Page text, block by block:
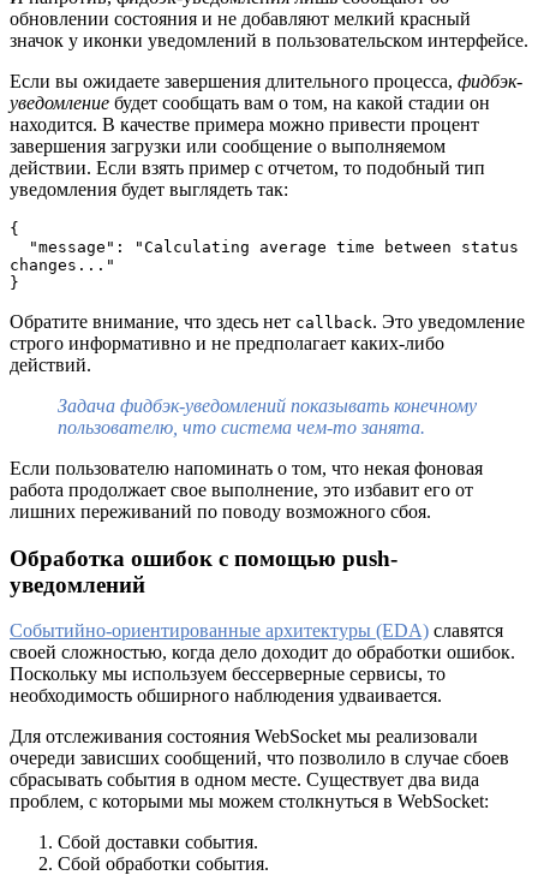
обновлении состояния и не добавляют мелкий красный
значок у иконки уведомлений в пользовательском интерфейсе.
Если вы ожидаете завершения длительного процесса, фидбэк-
уведомление будет сообщать вам о том, на какой стадии он
находится. В качестве примера можно привести процент
завершения загрузки или сообщение о выполняемом
действии. Если взять пример с отчетом, то подобный тип
уведомления будет выглядеть так:
{
changes..."
}
Обратите внимание, что здесь нет callback. Это уведомление
строго информативно и не предполагает каких-либо
действий.
Задача фидбэк-уведомлений показывать конечному
пользователю, что система чем-то занята.
Если пользователю напоминать о том, что некая фоновая
работа продолжает свое выполнение, это избавит его от
лишних переживаний по поводу возможного сбоя.
Обработка ошибок с помощью push-
уведомлений
Событийно-ориентированные архитектуры (EDA) славятся
своей сложностью, когда дело доходит до обработки ошибок.
Поскольку мы используем бессерверные сервисы, то
необходимость обширного наблюдения удваивается.
Для отслеживания состояния WebSocket мы реализовали
очереди зависших сообщений, что позволило в случае сбоев
сбрасывать события в одном месте. Существует два вида
проблем, с которыми мы можем столкнуться в WebSocket:
Сбой доставки события.
Сбой обработки события.